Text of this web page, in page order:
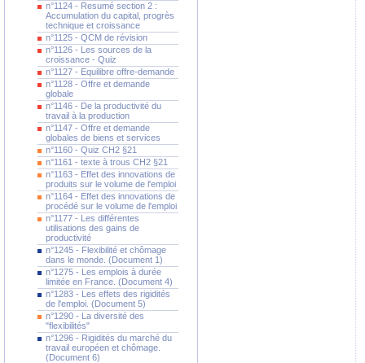
n°1124 - Resumé section 2 :
Accumulation du capital, progrès
technique et croissance
n°1125 - QCM de révision
n°1126 - Les sources de la
croissance - Quiz
n°1127 - Equilibre offre-demande
n°1128 - Offre et demande
globale
n°1146 - De la productivité du
travail à la production
n°1147 - Offre et demande
globales de biens et services
n°1160 - Quiz CH2 §21
n°1161 - texte à trous CH2 §21
n°1163 - Effet des innovations de
produits sur le volume de l'emploi
n°1164 - Effet des innovations de
procédé sur le volume de l'emploi
n°1177 - Les différentes
utilisations des gains de
productivité
n°1245 - Flexibilité et chômage
dans le monde. (Document 1)
n°1275 - Les emplois à durée
limitée en France. (Document 4)
n°1283 - Les effets des rigidités
de l'emploi. (Document 5)
n°1290 - La diversité des
"flexibilités"
n°1296 - Rigidités du marché du
travail européen et chômage.
(Document 6)